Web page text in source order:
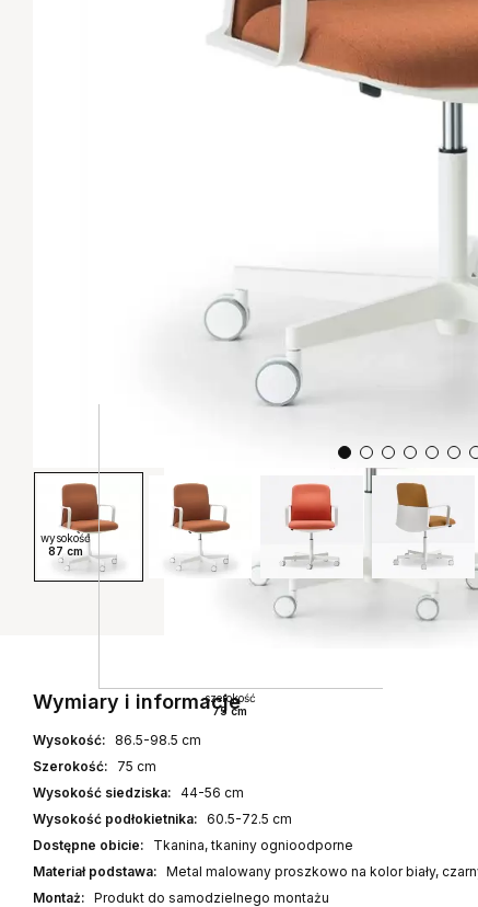
Wymiary i informacje
wysokość
87 cm
szerokość
75 cm
Wysokość:
86.5-98.5 cm
Szerokość:
75 cm
Wysokość siedziska: 44-56 cm
Wysokość podłokietnika: 60.5-72.5 cm
Dostępne obicie:
Tkanina, tkaniny ognioodporne
Materiał podstawa: Metal malowany proszkowo na kolor biały,
Montaż: Produkt do samodzielnego montażu